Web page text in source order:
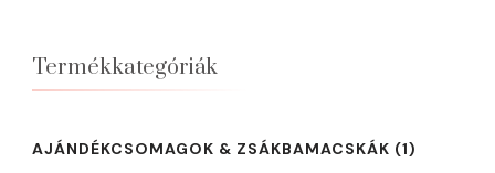
Termékkategóriák
AJÁNDÉKCSOMAGOK & ZSÁKBAMACSKÁK (1)